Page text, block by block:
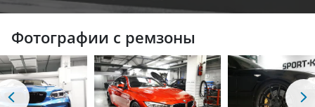
Фотографии с ремзоны